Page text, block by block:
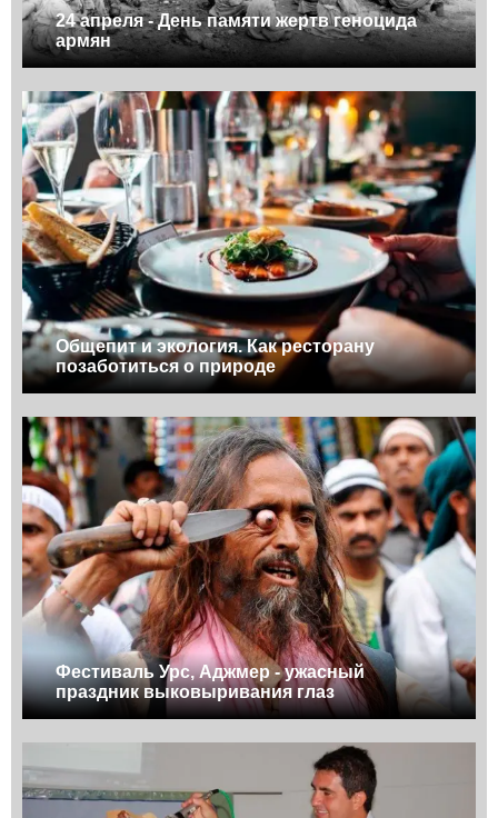
24 апреля - День памяти жертв геноцида
армян
Общепит и экология. Как ресторану
позаботиться о природе
Фестиваль Урс, Аджмер - ужасный
праздник выковыривания глаз